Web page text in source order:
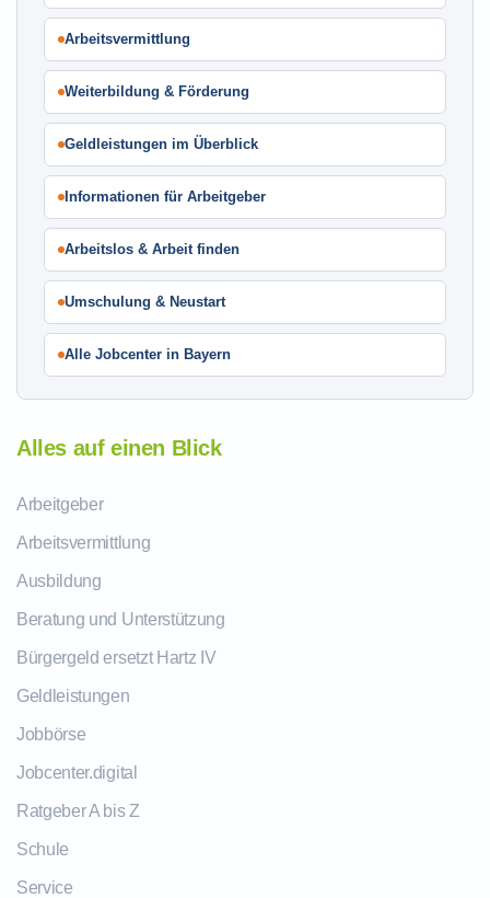
Arbeitsvermittlung
Weiterbildung & Förderung
Geldleistungen im Überblick
Informationen für Arbeitgeber
Arbeitslos & Arbeit finden
Umschulung & Neustart
Alle Jobcenter in Bayern
Alles auf einen Blick
Arbeitgeber
Arbeitsvermittlung
Ausbildung
Beratung und Unterstützung
Bürgergeld ersetzt Hartz IV
Geldleistungen
Jobbörse
Jobcenter.digital
Ratgeber A bis Z
Schule
Service